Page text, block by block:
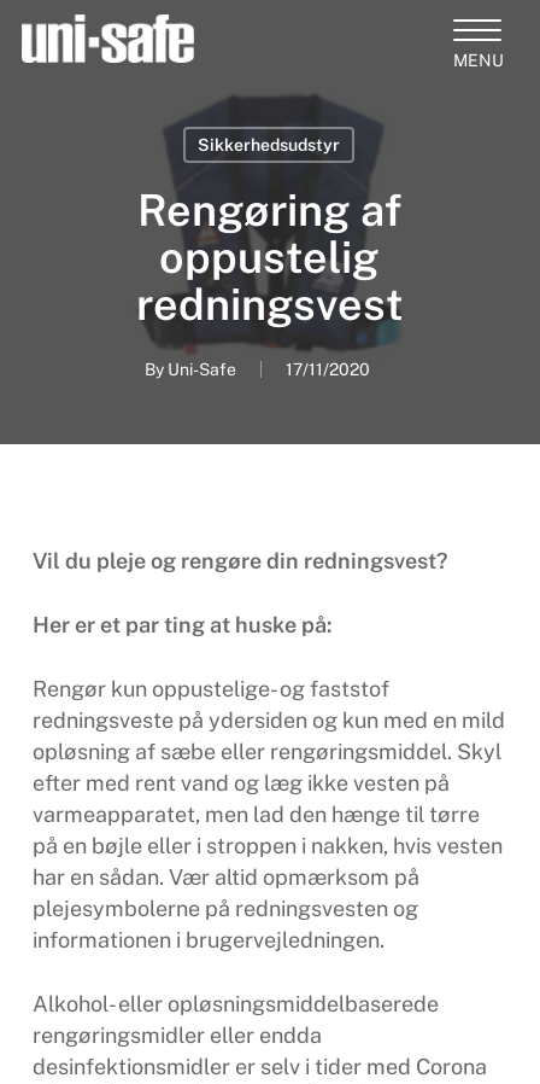
Sikkerhedsudstyr
Rengøring af
oppustelig
redningsvest
By Uni-Safe 17/11/2020
Vil du pleje og rengøre din redningsvest?
Her er et par ting at huske på:
Rengør kun oppustelige- og faststof
redningsveste på ydersiden og kun med en mild
opløsning af sæbe eller rengøringsmiddel. Skyl
efter med rent vand og læg ikke vesten på
varmeapparatet, men lad den hænge til tørre
på en bøjle eller i stroppen i nakken, hvis vesten
har en sådan. Vær altid opmærksom på
plejesymbolerne på redningsvesten og
informationen i brugervejledningen.
Alkohol- eller opløsningsmiddelbaserede
rengøringsmidler eller endda
desinfektionsmidler er selv i tider med Corona
Close